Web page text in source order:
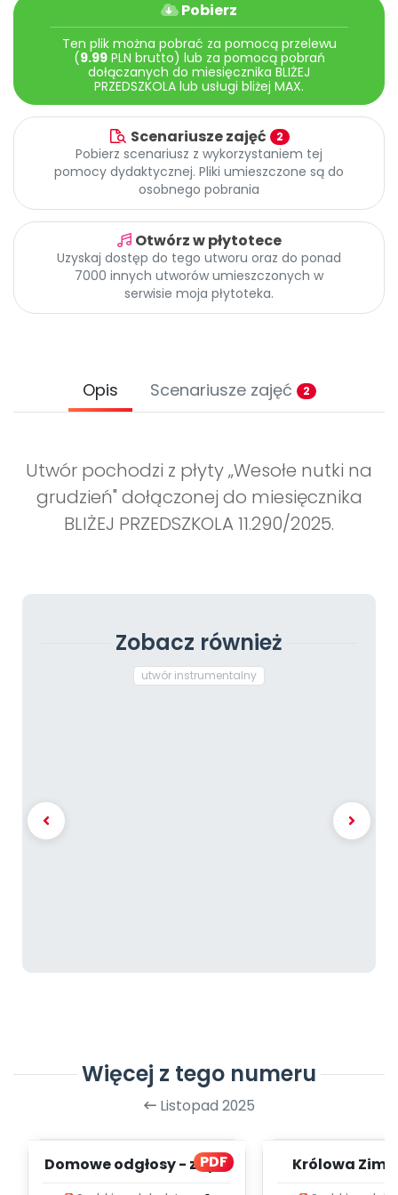
Archiwalne numery
Pomoc
Promocje
Pobierz
Ten plik można pobrać za pomocą przelewu
(9.99PLN brutto) lub za pomocą pobrań
dołączanych do miesięcznika BLIŻEJ
PRZEDSZKOLA lub usługi bliżej MAX.
Scenariusze zajęć 2
Pobierz scenariusz z wykorzystaniem tej
pomocy dydaktycznej. Pliki umieszczone są do
osobnego pobrania
Otwórz w płytotece
Uzyskaj dostęp do tego utworu oraz do ponad
7000 innych utworów umieszczonych w
serwisie moja płytoteka.
Opis Scenariusze zajęć 2
Utwór pochodzi z płyty „Wesołe nutki na
grudzień" dołączonej do miesięcznika
BLIŻEJ PRZEDSZKOLA 11.290/2025.
Zobacz również
utwór instrumentalny
Więcej z tego numeru
Listopad 2025
PDF
Domowe odgłosy - zapis
Królowa Zima -